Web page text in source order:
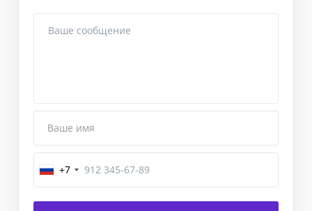
Ваше имя
+7
Завершение